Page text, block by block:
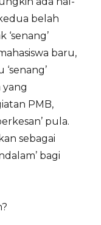
belah
‘senang’
baru,
yang
PMB,
pula.
sebagai
bagi